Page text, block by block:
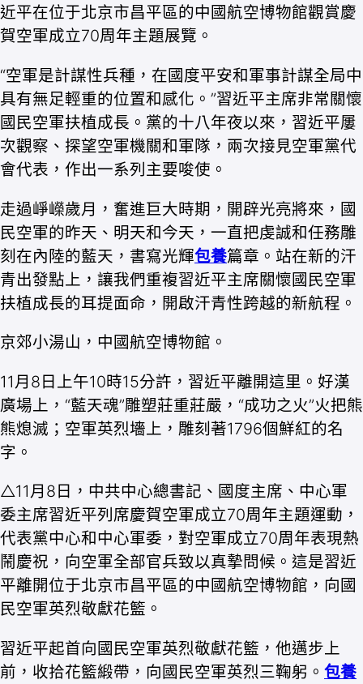
近平在位于北京市昌平區的中國航空博物館觀賞慶
賀空軍成立70周年主題展覽。
“空軍是計謀性兵種，在國度平安和軍事計謀全局中
具有無足輕重的位置和感化。”習近平主席非常關懷
國民空軍扶植成長。黨的十八年夜以來，習近平屢
次觀察、探望空軍機關和軍隊，兩次接見空軍黨代
會代表，作出一系列主要唆使。
走過崢嶸歲月，奮進巨大時期，開辟光亮將來，國
民空軍的昨天、明天和今天，一直把虔誠和任務雕
刻在內陸的藍天，書寫光輝包養篇章。站在新的汗
青出發點上，讓我們重複習近平主席關懷國民空軍
扶植成長的耳提面命，開啟汗青性跨越的新航程。
京郊小湯山，中國航空博物館。
11月8日上午10時15分許，習近平離開這里。好漢
廣場上，“藍天魂”雕塑莊重莊嚴，“成功之火”火把熊
熊熄滅；空軍英烈墻上，雕刻著1796個鮮紅的名
字。
△11月8日，中共中心總書記、國度主席、中心軍
委主席習近平列席慶賀空軍成立70周年主題運動，
代表黨中心和中心軍委，對空軍成立70周年表現熱
鬧慶祝，向空軍全部官兵致以真摯問候。這是習近
平離開位于北京市昌平區的中國航空博物館，向國
民空軍英烈敬獻花籃。
習近平起首向國民空軍英烈敬獻花籃，他邁步上
前，收拾花籃緞帶，向國民空軍英烈三鞠躬。 包養